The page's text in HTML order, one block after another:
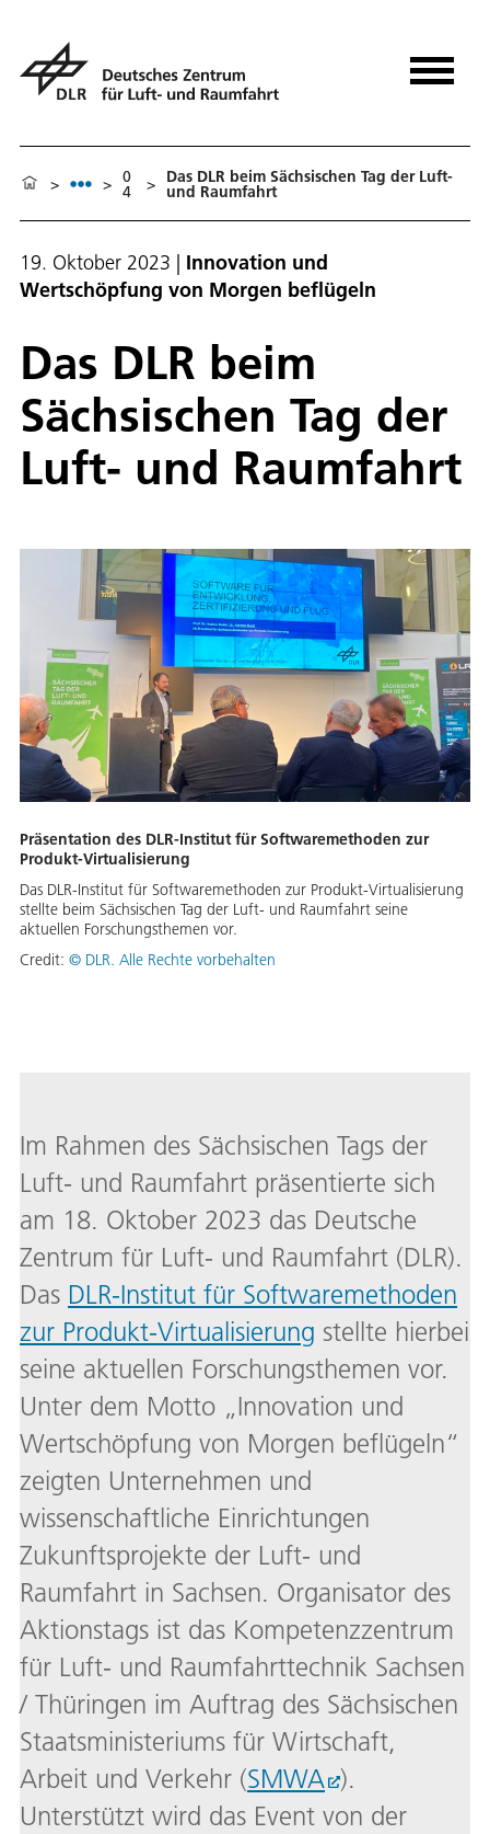
> > 0
4 > Das DLR beim Sächsischen Tag der Luft-
und Raumfahrt
19. Oktober 2023 | Innovation und
Wertschöpfung von Morgen beflügeln
Das DLR beim
Sächsischen Tag der
Luft- und Raumfahrt
Präsentation des DLR-Institut für Softwaremethoden zur
Produkt-Virtualisierung
Das DLR-Institut für Softwaremethoden zur Produkt-Virtualisierung
stellte beim Sächsischen Tag der Luft- und Raumfahrt seine
aktuellen Forschungsthemen vor.
Credit: © DLR. Alle Rechte vorbehalten
Im Rahmen des Sächsischen Tags der
Luft- und Raumfahrt präsentierte sich
am 18. Oktober 2023 das Deutsche
Zentrum für Luft- und Raumfahrt (DLR).
Das DLR-Institut für Softwaremethoden
zur Produkt-Virtualisierung stellte hierbei
seine aktuellen Forschungsthemen vor.
Unter dem Motto „Innovation und
Wertschöpfung von Morgen beflügeln“
zeigten Unternehmen und
wissenschaftliche Einrichtungen
Zukunftsprojekte der Luft- und
Raumfahrt in Sachsen. Organisator des
Aktionstags ist das Kompetenzzentrum
für Luft- und Raumfahrttechnik Sachsen
/ Thüringen im Auftrag des Sächsischen
Staatsministeriums für Wirtschaft,
Arbeit und Verkehr (SMWA ).
Unterstützt wird das Event von der